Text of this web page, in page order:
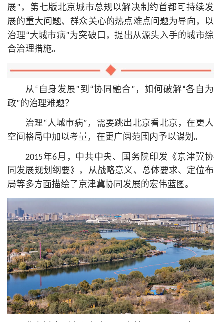
展”，第七版北京城市总规以解决制约首都可持续发
展的重大问题、群众关心的热点难点问题为导向，以
治理“大城市病”为突破口，提出从源头入手的城市综
合治理措施。
从“自身发展”到“协同融合”，如何破解“各自为
政”的治理难题？
治理“大城市病”，需要跳出北京看北京，在更大
空间格局中加以考量，在更广阔范围内予以谋划。
2015年6月，中共中央、国务院印发《京津冀协
同发展规划纲要》，从战略意义、总体要求、定位布
局等多方面描绘了京津冀协同发展的宏伟蓝图。